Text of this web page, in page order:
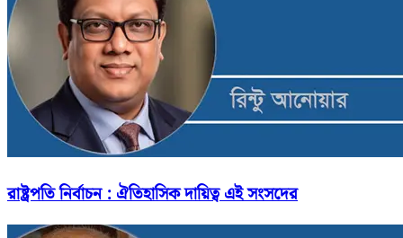
রাষ্ট্রপতি নির্বাচন : ঐতিহাসিক দায়িত্ব এই সংসদের